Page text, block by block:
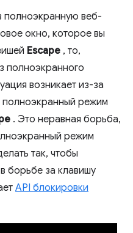
полноэкранную веб-
окно, которое вы
Escape , то,
полноэкранного
возникает из-за
полноэкранный режим
. Это неравная борьба,
режим
так, чтобы
борьбе за клавишу
API блокировки